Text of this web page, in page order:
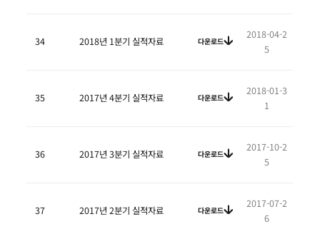
34 2018년 1분기 실적자료 다운로드
2018-04-2
5
35 2017년 4분기 실적자료 다운로드
2018-01-3
1
36 2017년 3분기 실적자료 다운로드
2017-10-2
5
37 2017년 2분기 실적자료 다운로드
2017-07-2
6